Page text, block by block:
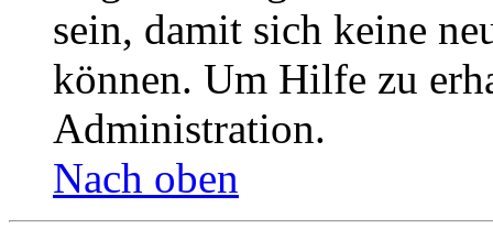
sein, damit sich keine
können. Um Hilfe zu
Administration.
Nach oben